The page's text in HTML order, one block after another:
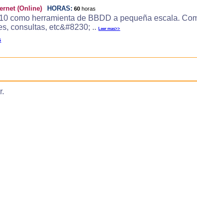
(Online) HORAS: 60 horas
como herramienta de BBDD a pequeña escala.
consultas, etc&#8230; ..Leer mas>>